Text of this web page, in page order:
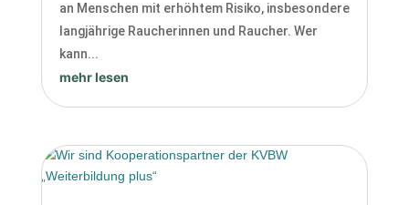
an Menschen mit erhöhtem Risiko, insbesondere
langjährige Raucherinnen und Raucher. Wer
kann...
mehr lesen